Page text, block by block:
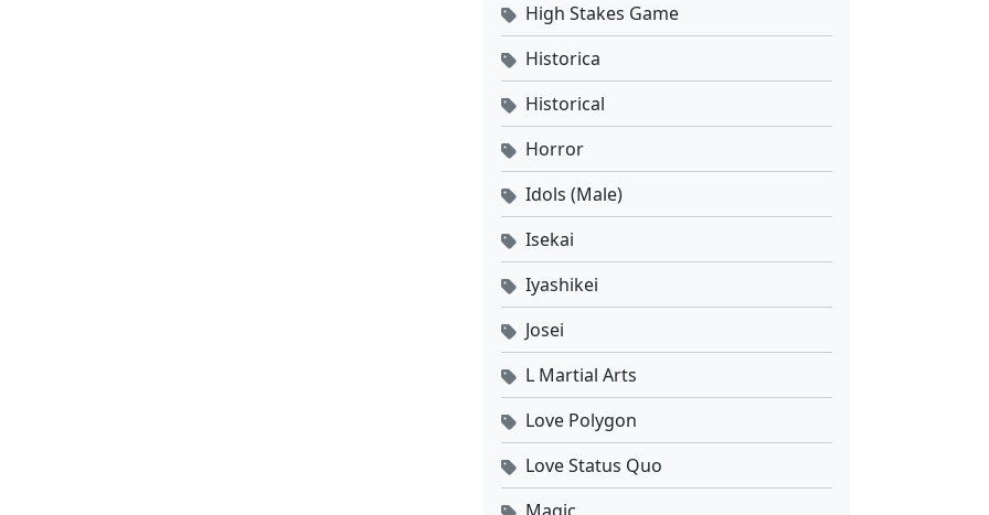
High Stakes Game
Historica
Historical
Horror
Idols (Male)
Isekai
Iyashikei
Josei
L Martial Arts
Love Polygon
Love Status Quo